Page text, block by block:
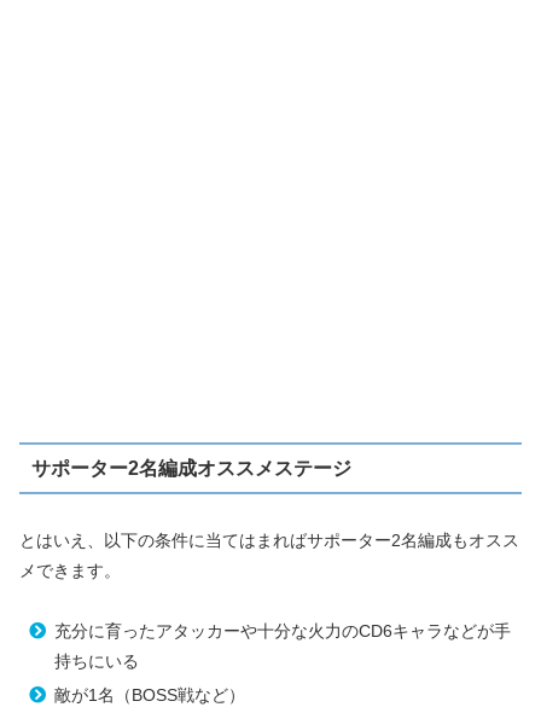
サポーター2名編成オススメステージ
とはいえ、以下の条件に当てはまればサポーター2名編成もオスス
メできます。
充分に育ったアタッカーや十分な火力のCD6キャラなどが手
持ちにいる
敵が1名（BOSS戦など）